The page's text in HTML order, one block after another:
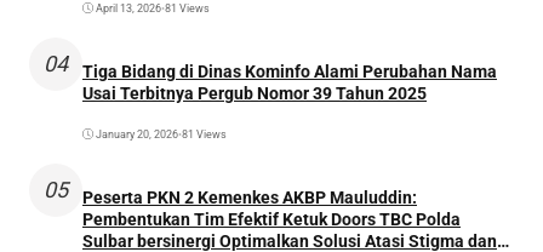
April 13, 2026•81 Views
04
Tiga Bidang di Dinas Kominfo Alami Perubahan Nama
Usai Terbitnya Pergub Nomor 39 Tahun 2025
January 20, 2026•81 Views
05
Peserta PKN 2 Kemenkes AKBP Mauluddin:
Pembentukan Tim Efektif Ketuk Doors TBC Polda
Sulbar bersinergi Optimalkan Solusi Atasi Stigma dan